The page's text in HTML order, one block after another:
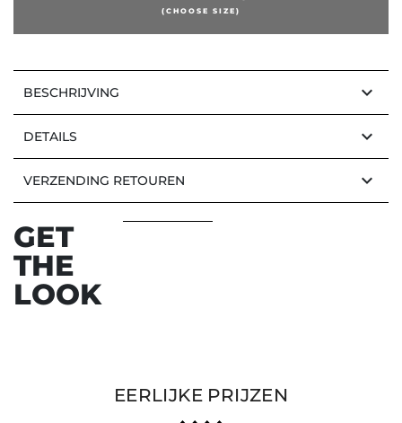
(CHOOSE SIZE)
BESCHRIJVING keyboard_arrow_down
DETAILS keyboard_arrow_down
VERZENDING RETOUREN keyboard_arrow_down
GET
THE
LOOK
EERLIJKE PRIJZEN